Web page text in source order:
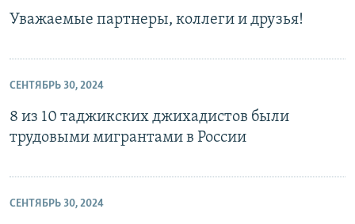
Уважаемые партнеры, коллеги и друзья!
СЕНТЯБРЬ 30, 2024
8 из 10 таджикских джихадистов были
трудовыми мигрантами в России
СЕНТЯБРЬ 30, 2024